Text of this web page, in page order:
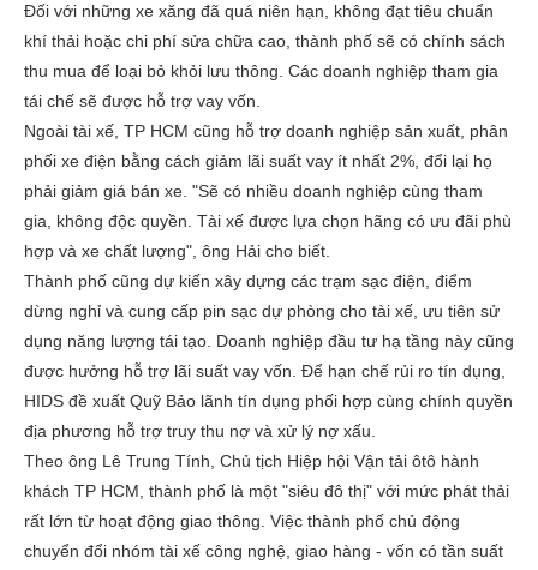
Đối với những xe xăng đã quá niên hạn, không đạt tiêu chuẩn
khí thải hoặc chi phí sửa chữa cao, thành phố sẽ có chính sách
thu mua để loại bỏ khỏi lưu thông. Các doanh nghiệp tham gia
tái chế sẽ được hỗ trợ vay vốn.
Ngoài tài xế, TP HCM cũng hỗ trợ doanh nghiệp sản xuất, phân
phối xe điện bằng cách giảm lãi suất vay ít nhất 2%, đổi lại họ
phải giảm giá bán xe. "Sẽ có nhiều doanh nghiệp cùng tham
gia, không độc quyền. Tài xế được lựa chọn hãng có ưu đãi phù
hợp và xe chất lượng", ông Hải cho biết.
Thành phố cũng dự kiến xây dựng các trạm sạc điện, điểm
dừng nghỉ và cung cấp pin sạc dự phòng cho tài xế, ưu tiên sử
dụng năng lượng tái tạo. Doanh nghiệp đầu tư hạ tầng này cũng
được hưởng hỗ trợ lãi suất vay vốn. Để hạn chế rủi ro tín dụng,
HIDS đề xuất Quỹ Bảo lãnh tín dụng phối hợp cùng chính quyền
địa phương hỗ trợ truy thu nợ và xử lý nợ xấu.
Theo ông Lê Trung Tính, Chủ tịch Hiệp hội Vận tải ôtô hành
khách TP HCM, thành phố là một "siêu đô thị" với mức phát thải
rất lớn từ hoạt động giao thông. Việc thành phố chủ động
chuyển đổi nhóm tài xế công nghệ, giao hàng - vốn có tần suất